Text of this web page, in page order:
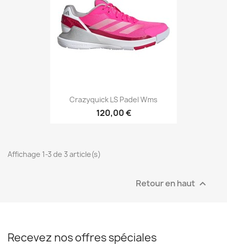
Crazyquick LS Padel Wms
120,00 €
Affichage 1-3 de 3 article(s)
Retour en haut 
Recevez nos offres spéciales